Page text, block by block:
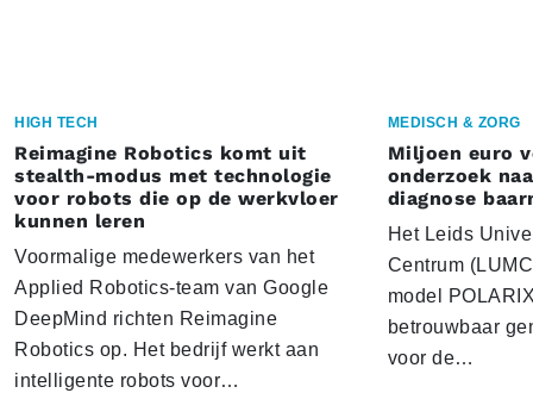
HIGH TECH
Reimagine Robotics komt uit
stealth-modus met technologie
voor robots die op de werkvloer
kunnen leren
Voormalige medewerkers van het
Applied Robotics-team van Google
DeepMind richten Reimagine
Robotics op. Het bedrijf werkt aan
intelligente robots voor…
MEDISCH & ZORG
Miljoen euro
onderzoek
diagnose
Het Leids
Centrum
model
betrouwbaar
voor de…